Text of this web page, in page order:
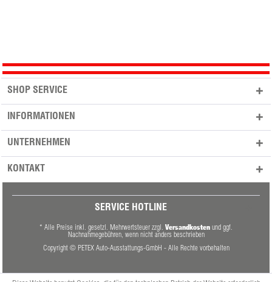
SHOP SERVICE
INFORMATIONEN
UNTERNEHMEN
KONTAKT
SERVICE HOTLINE
* Alle Preise inkl. gesetzl. Mehrwertsteuer zzgl. Versandkosten und ggf.
Nachnahmegebühren, wenn nicht anders beschrieben
Copyright © PETEX Auto-Ausstattungs-GmbH - Alle Rechte vorbehalten